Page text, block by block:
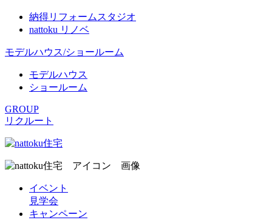
納得リフォームスタジオ
nattoku リノベ
モデルハウス/ショールーム
モデルハウス
ショールーム
GROUP
リクルート
イベント
見学会
キャンペーン